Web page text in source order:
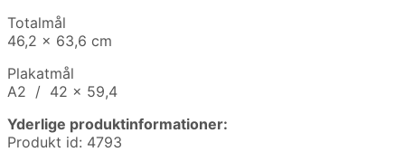
Totalmål
46,2 x 63,6 cm
Plakatmål
A2 / 42 x 59,4
Yderlige produktinformationer:
Produkt id: 4793